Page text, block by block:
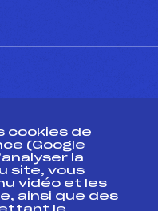
cookies de
(Google
la
site, vous
vidéo et les
ainsi que des